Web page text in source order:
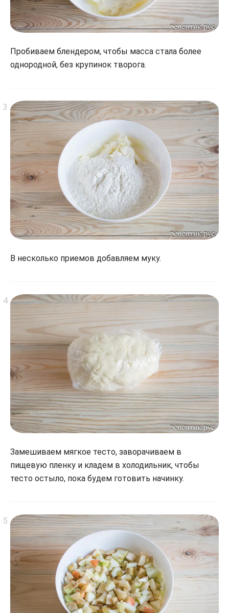
Пробиваем блендером, чтобы масса стала более
однородной, без крупинок творога.
В несколько приемов добавляем муку.
Замешиваем мягкое тесто, заворачиваем в
пищевую пленку и кладем в холодильник, чтобы
тесто остыло, пока будем готовить начинку.